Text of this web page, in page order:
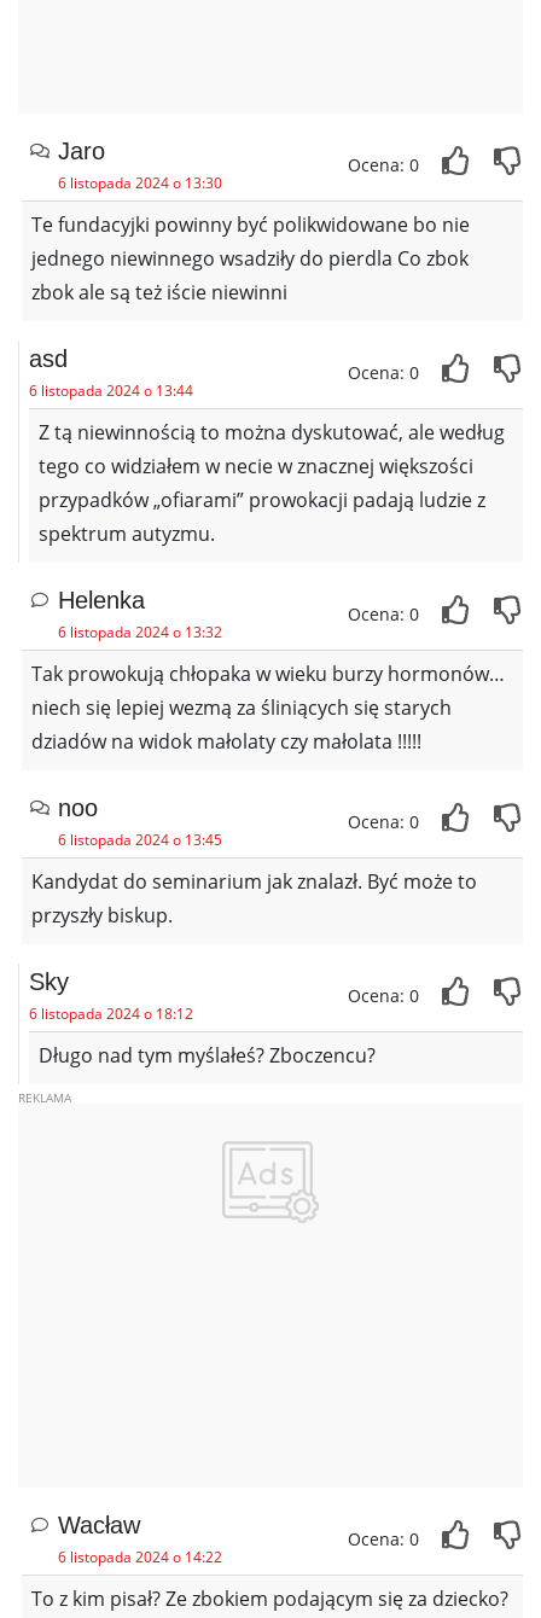
Jaro
6 listopada 2024 o 13:30
Ocena: 0
Te fundacyjki powinny być polikwidowane bo nie
jednego niewinnego wsadziły do pierdla Co zbok
zbok ale są też iście niewinni
asd
6 listopada 2024 o 13:44
Ocena: 0
Z tą niewinnością to można dyskutować, ale według
tego co widziałem w necie w znacznej większości
przypadków „ofiarami” prowokacji padają ludzie z
spektrum autyzmu.
Helenka
6 listopada 2024 o 13:32
Ocena: 0
Tak prowokują chłopaka w wieku burzy hormonów…
niech się lepiej wezmą za śliniących się starych
dziadów na widok małolaty czy małolata !!!!!
noo
6 listopada 2024 o 13:45
Ocena: 0
Kandydat do seminarium jak znalazł. Być może to
przyszły biskup.
Sky
6 listopada 2024 o 18:12
Ocena: 0
Długo nad tym myślałeś? Zboczencu?
Wacław
6 listopada 2024 o 14:22
Ocena: 0
To z kim pisał? Ze zbokiem podającym się za dziecko?